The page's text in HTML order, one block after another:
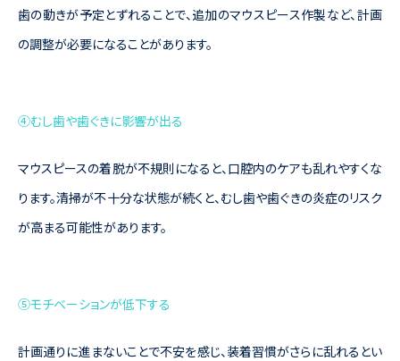
歯の動きが予定とずれることで、追加のマウスピース作製など、計画
の調整が必要になることがあります。
④むし歯や歯ぐきに影響が出る
マウスピースの着脱が不規則になると、口腔内のケアも乱れやすくな
ります。清掃が不十分な状態が続くと、むし歯や歯ぐきの炎症のリスク
が高まる可能性があります。
⑤モチベーションが低下する
計画通りに進まないことで不安を感じ、装着習慣がさらに乱れるとい